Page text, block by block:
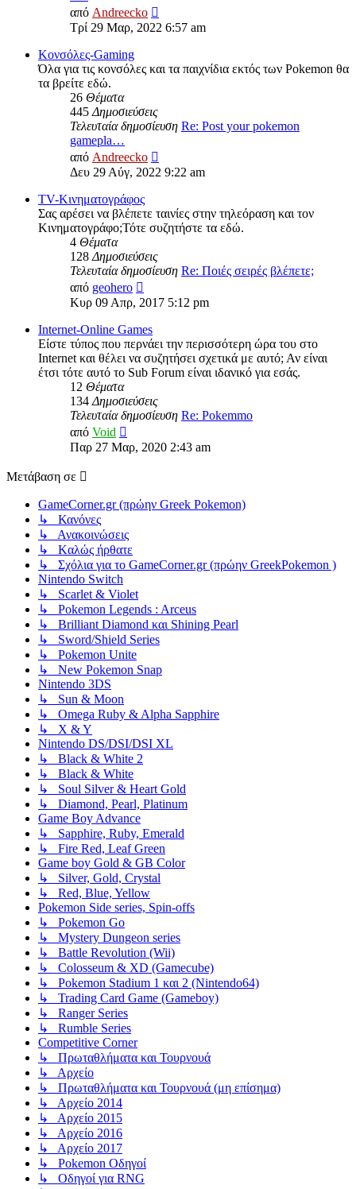
από Andreecko
της
Τρί 29 Μαρ, 2022 6:57 am
Kονσόλες-Gaming
Όλα για τις κονσόλες και τα παιχνίδια εκτός των Pokemon θα
τα βρείτε εδώ.
26 Θέματα
445 Δημοσιεύσεις
Τελευταία δημοσίευση Re: Post your pokemon
gamepla…
από Andreecko
της
Δευ 29 Αύγ, 2022 9:22 am
TV-Κινηματογράφος
Σας αρέσει να βλέπετε ταινίες στην τηλεόραση και τον
Κινηματογράφο;Τότε συζητήστε τα εδώ.
4 Θέματα
128 Δημοσιεύσεις
Τελευταία δημοσίευση Re: Ποιές σειρές βλέπετε;
από geohero
της
τελευταίας
δημοσίευσης
Κυρ 09 Απρ, 2017 5:12 pm
Internet-Online Games
Είστε τύπος που περνάει την περισσότερη ώρα του στο
Internet και θέλει να συζητήσει σχετικά με αυτό; Αν είναι
έτσι τότε αυτό το Sub Forum είναι ιδανικό για εσάς.
12 Θέματα
134 Δημοσιεύσεις
Τελευταία δημοσίευση Re: Pokemmo
από Void
της
τελευταίας
Παρ 27 Μαρ, 2020 2:43 am
Μετάβαση σε
GameCorner.gr (πρώην Greek Pokemon)
↳ Κανόνες
↳ Ανακοινώσεις
↳ Kαλώς ήρθατε
↳ Σχόλια για το GameCorner.gr (πρώην GreekPokemon )
Nintendo Switch
↳ Scarlet & Violet
↳ Pokemon Legends : Arceus
↳ Brilliant Diamond και Shining Pearl
↳ Sword/Shield Series
↳ Pokemon Unite
↳ New Pokemon Snap
Nintendo 3DS
↳ Sun & Moon
↳ Omega Ruby & Alpha Sapphire
↳ X & Y
Nintendo DS/DSI/DSI XL
↳ Black & White 2
↳ Black & White
↳ Soul Silver & Heart Gold
↳ Diamond, Pearl, Platinum
Game Boy Advance
↳ Sapphire, Ruby, Emerald
↳ Fire Red, Leaf Green
Game boy Gold & GB Color
↳ Silver, Gold, Crystal
↳ Red, Blue, Yellow
Pokemon Side series, Spin-offs
↳ Pokemon Go
↳ Mystery Dungeon series
↳ Battle Revolution (Wii)
↳ Colosseum & XD (Gamecube)
↳ Pokemon Stadium 1 και 2 (Nintendo64)
↳ Trading Card Game (Gameboy)
↳ Ranger Series
↳ Rumble Series
Competitive Corner
↳ Πρωταθλήματα και Τουρνουά
↳ Αρχείο
↳ Πρωταθλήματα και Τουρνουά (μη επίσημα)
↳ Αρχείο 2014
↳ Αρχείο 2015
↳ Αρχείο 2016
↳ Αρχείο 2017
↳ Pokemon Οδηγοί
↳ Οδηγοί για RNG